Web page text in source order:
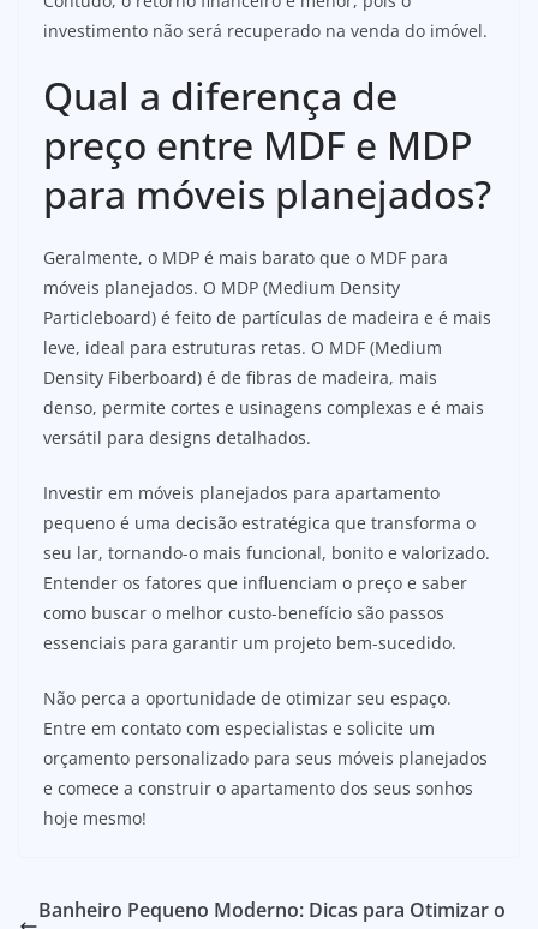
investimento não será recuperado na venda do imóvel.
Qual a diferença de
preço entre MDF e MDP
para móveis planejados?
Geralmente, o MDP é mais barato que o MDF para
móveis planejados. O MDP (Medium Density
Particleboard) é feito de partículas de madeira e é mais
leve, ideal para estruturas retas. O MDF (Medium
Density Fiberboard) é de fibras de madeira, mais
denso, permite cortes e usinagens complexas e é mais
versátil para designs detalhados.
Investir em móveis planejados para apartamento
pequeno é uma decisão estratégica que transforma o
seu lar, tornando-o mais funcional, bonito e valorizado.
Entender os fatores que influenciam o preço e saber
como buscar o melhor custo-benefício são passos
essenciais para garantir um projeto bem-sucedido.
Não perca a oportunidade de otimizar seu espaço.
Entre em contato com especialistas e solicite um
orçamento personalizado para seus móveis planejados
e comece a construir o apartamento dos seus sonhos
hoje mesmo!
Banheiro Pequeno Moderno: Dicas para Otimizar o